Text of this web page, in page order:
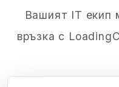
Вашият IT екип
връзка с